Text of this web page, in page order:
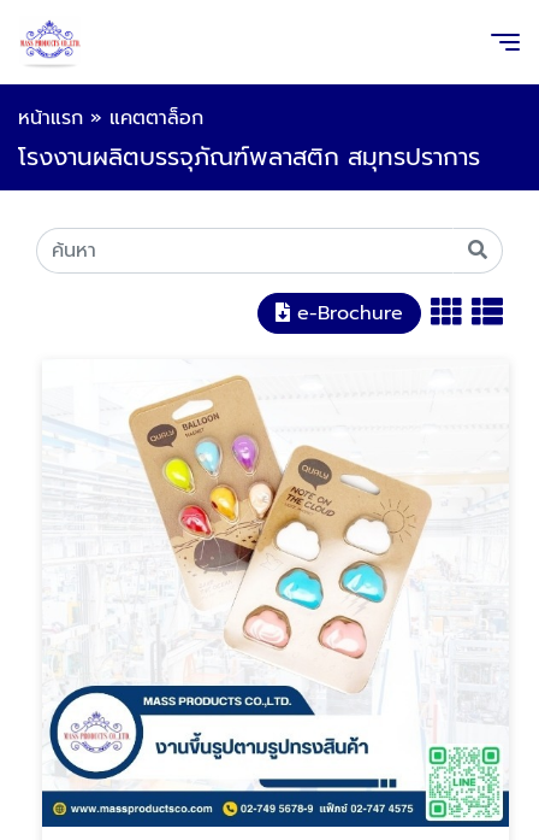
หน้าแรก » แคตตาล็อก
โรงงานผลิตบรรจุภัณฑ์พลาสติก สมุทรปราการ
e-Brochure